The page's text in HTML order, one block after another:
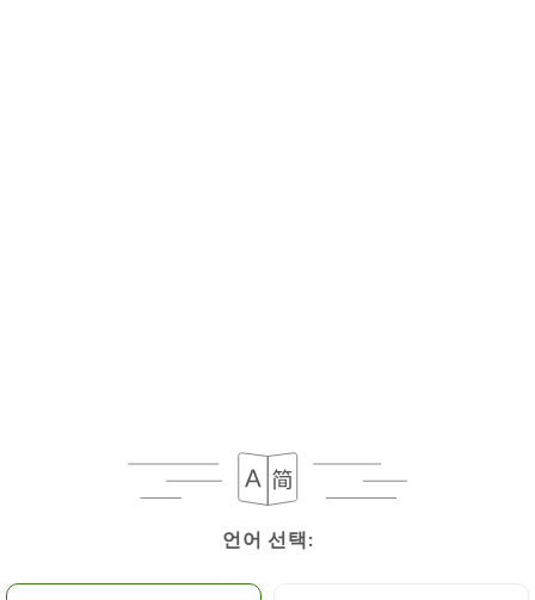
언어 선택:
언어 선택: